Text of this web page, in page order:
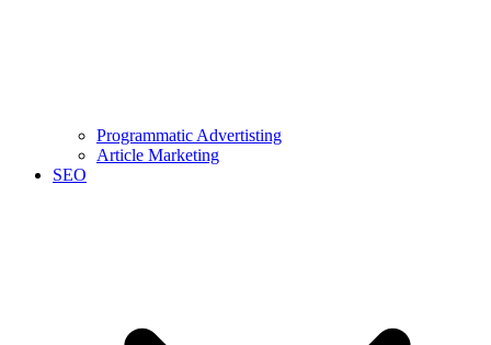
Programmatic Advertisting
Article Marketing
SEO